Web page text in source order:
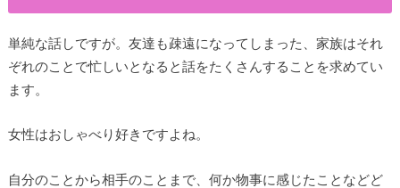
単純な話しですが。友達も疎遠になってしまった、家族はそれ
ぞれのことで忙しいとなると話をたくさんすることを求めてい
ます。
女性はおしゃべり好きですよね。
自分のことから相手のことまで、何か物事に感じたことなどど